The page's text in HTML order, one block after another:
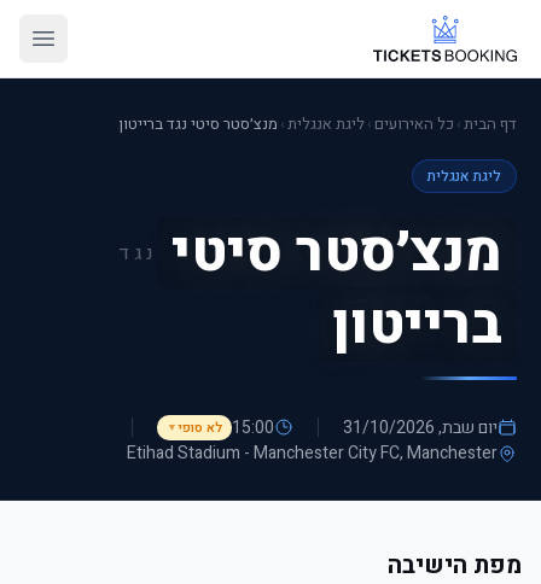
דף הבית› כל האירועים ›ליגת אנגלית› מנצ׳סטר סיטי נגד ברייטון
ליגת אנגלית
מנצ׳סטר סיטי נגד
ברייטון
יום שבת, 31/10/2026 15:00 לא סופי▼
Etihad Stadium - Manchester City FC, Manchester
מפת הישיבה